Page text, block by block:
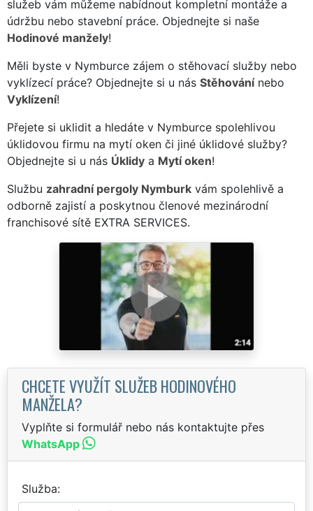
služeb vám můžeme nabídnout kompletní montáže a
údržbu nebo stavební práce. Objednejte si naše
Hodinové manžely!
Měli byste v Nymburce zájem o stěhovací služby nebo
vyklízecí práce? Objednejte si u nás Stěhovánínebo
Vyklízení!
Přejete si uklidit a hledáte v Nymburce spolehlivou
úklidovou firmu na mytí oken či jiné úklidové služby?
Objednejte si u nás Úklidy a Mytí oken!
Službu zahradní pergoly Nymburk vám spolehlivě a
odborně zajistí a poskytnou členové mezinárodní
franchisové sítě EXTRA SERVICES.
CHCETE VYUŽÍT SLUŽEB HODINOVÉHO
MANŽELA?
Vyplňte si formulář nebo nás kontaktujte přes
WhatsApp
Služba